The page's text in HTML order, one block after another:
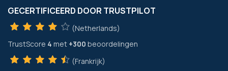
GECERTIFICEERD DOOR TRUSTPILOT
(Netherlands)
TrustScore 4 met +300 beoordelingen
(Frankrijk)